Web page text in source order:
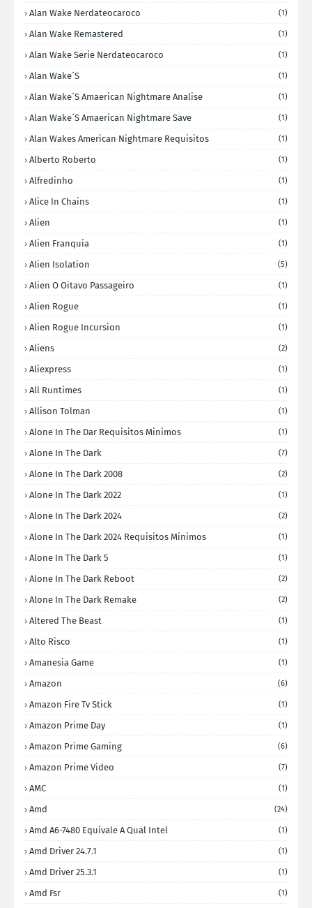
Alan Wake Nerdateocaroco (1)
Alan Wake Remastered (1)
Alan Wake Serie Nerdateocaroco (1)
Alan Wake´s (1)
Alan Wake´s Amaerican Nightmare Analise (1)
Alan Wake´s Amaerican Nightmare Save (1)
Alan Wakes American Nightmare Requisitos (1)
Alberto Roberto (1)
Alfredinho (1)
Alice In Chains (1)
Alien (1)
Alien Franquia (1)
Alien Isolation (5)
Alien O Oitavo Passageiro (1)
Alien Rogue (1)
Alien Rogue Incursion (1)
Aliens (2)
Aliexpress (1)
All Runtimes (1)
Allison Tolman (1)
Alone In The Dar Requisitos Minimos (1)
Alone In The Dark (7)
Alone In The Dark 2008 (2)
Alone In The Dark 2022 (1)
Alone In The Dark 2024 (2)
Alone In The Dark 2024 Requisitos Minimos (1)
Alone In The Dark 5 (1)
Alone In The Dark Reboot (2)
Alone In The Dark Remake (2)
Altered The Beast (1)
Alto Risco (1)
Amanesia Game (1)
Amazon (6)
Amazon Fire Tv Stick (1)
Amazon Prime Day (1)
Amazon Prime Gaming (6)
Amazon Prime Video (7)
AMC (1)
Amd (24)
Amd A6-7480 Equivale A Qual Intel (1)
Amd Driver 24.7.1 (1)
Amd Driver 25.3.1 (1)
Amd Fsr (1)